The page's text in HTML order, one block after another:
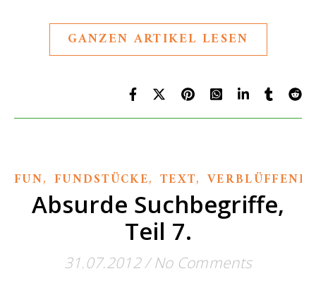
GANZEN ARTIKEL LESEN
FUN, FUNDSTÜCKE, TEXT,
Absurde Suchbegriffe,
Teil 7.
31.07.2012/ No Comments